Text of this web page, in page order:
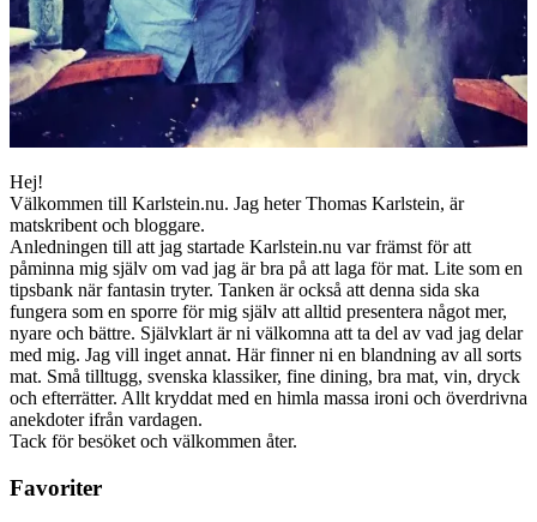
Hej!
Välkommen till Karlstein.nu. Jag heter Thomas Karlstein, är
matskribent och bloggare.
Anledningen till att jag startade Karlstein.nu var främst för att
påminna mig själv om vad jag är bra på att laga för mat. Lite som en
tipsbank när fantasin tryter. Tanken är också att denna sida ska
fungera som en sporre för mig själv att alltid presentera något mer,
nyare och bättre. Självklart är ni välkomna att ta del av vad jag delar
med mig. Jag vill inget annat. Här finner ni en blandning av all sorts
mat. Små tilltugg, svenska klassiker, fine dining, bra mat, vin, dryck
och efterrätter. Allt kryddat med en himla massa ironi och överdrivna
anekdoter ifrån vardagen.
Tack för besöket och välkommen åter.
Favoriter